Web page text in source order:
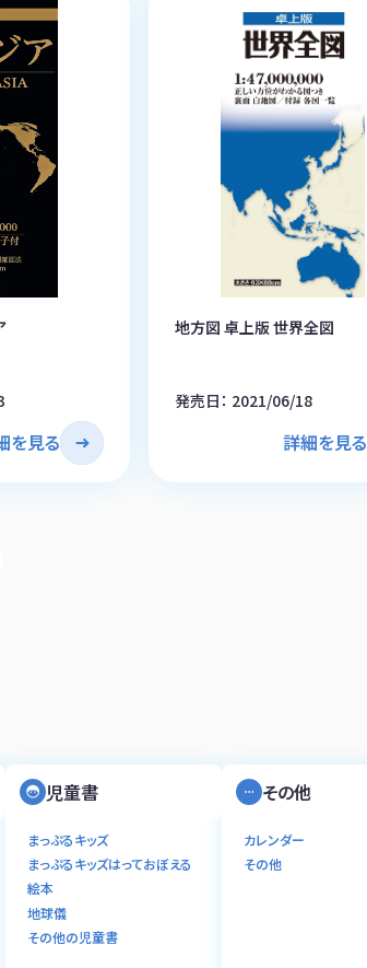
を見る
地方図 卓上版 世界全図
発売日： 2021/06/18
詳細を見る
児童書
まっぷるキッズ
まっぷるキッズはっておぼえる
絵本
地球儀
その他の児童書
その他
カレンダー
その他